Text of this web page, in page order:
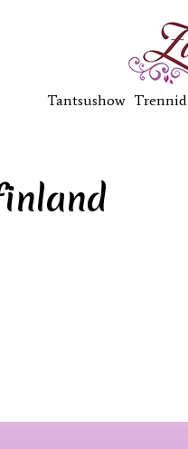
Tantsushow Trennid